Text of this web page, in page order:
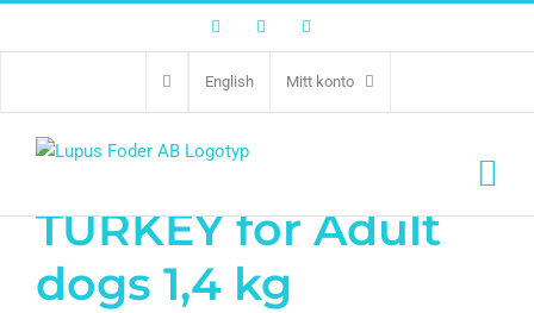
FacebookTwitter
English Mitt konto
CL TRUE FRESH
TURKEY for Adult
dogs 1,4 kg